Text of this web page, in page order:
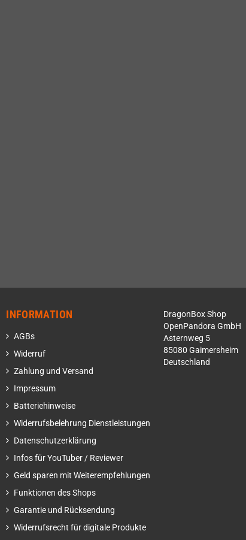
INFORMATION
AGBs
Widerruf
Zahlung und Versand
Impressum
Batteriehinweise
Widerrufsbelehrung Dienstleistungen
Datenschutzerklärung
Infos für YouTuber / Reviewer
Geld sparen mit Weiterempfehlungen
Funktionen des Shops
Garantie und Rücksendung
Widerrufsrecht für digitale Produkte
DragonBox Shop
OpenPandora GmbH
Asternweg 5
85080 Gaimersheim
Deutschland